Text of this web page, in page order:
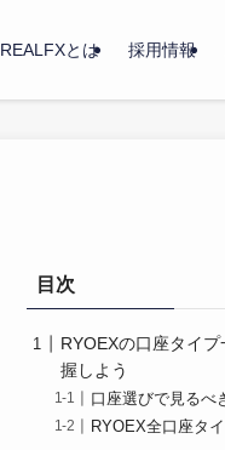
REALFXとは 採用情報
目次
RYOEXの口座タイ
握しよう
口座選びで見るべ
RYOEX全口座タ